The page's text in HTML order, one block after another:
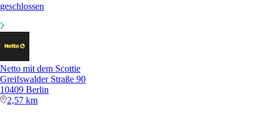
geschlossen
Netto mit dem Scottie
Greifswalder Straße 90
10409 Berlin
2,57 km